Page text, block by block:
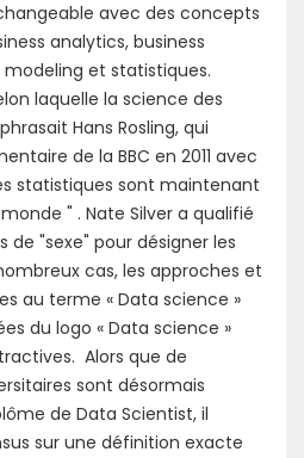
avec des concepts
analytics, business
et statistiques.
laquelle la science des
Hans Rosling, qui
de la BBC en 2011 avec
statistiques sont maintenant
" . Nate Silver a qualifié
de "sexe" pour désigner les
cas, les approches et
au terme « Data science »
du logo « Data science »
Alors que de
sont désormais
de Data Scientist, il
sur une définition exacte